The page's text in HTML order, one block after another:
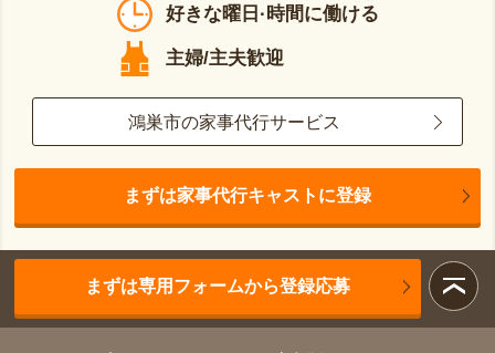
好きな曜日·時間に働ける
主婦/主夫歓迎
鴻巣市の家事代行サービス
まずは家事代行キャストに登録
まずは専用フォームから登録応募